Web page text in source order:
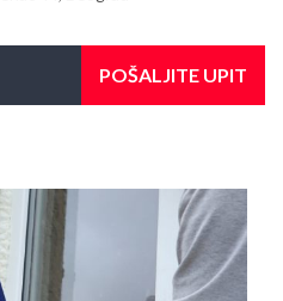
POŠALJITE UPIT